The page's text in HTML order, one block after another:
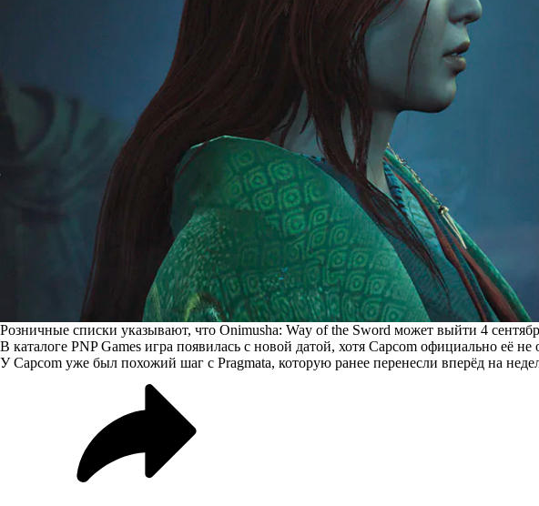
Розничные списки указывают, что Onimusha: Way of the Sword может выйти 4
В каталоге PNP Games игра появилась с новой датой, хотя Capcom официально её
У Capcom уже был похожий шаг с Pragmata, которую ранее перенесли вперёд на